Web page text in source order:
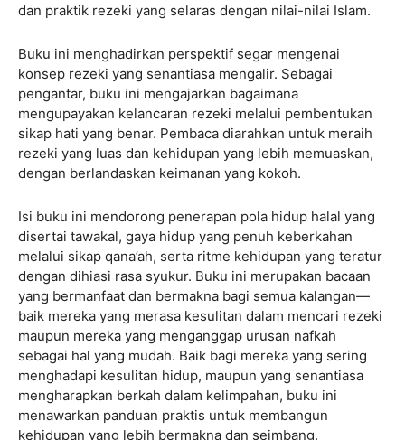
dan praktik rezeki yang selaras dengan nilai-nilai Islam.
Buku ini menghadirkan perspektif segar mengenai
konsep rezeki yang senantiasa mengalir. Sebagai
pengantar, buku ini mengajarkan bagaimana
mengupayakan kelancaran rezeki melalui pembentukan
sikap hati yang benar. Pembaca diarahkan untuk meraih
rezeki yang luas dan kehidupan yang lebih memuaskan,
dengan berlandaskan keimanan yang kokoh.
Isi buku ini mendorong penerapan pola hidup halal yang
disertai tawakal, gaya hidup yang penuh keberkahan
melalui sikap qana’ah, serta ritme kehidupan yang teratur
dengan dihiasi rasa syukur. Buku ini merupakan bacaan
yang bermanfaat dan bermakna bagi semua kalangan—
baik mereka yang merasa kesulitan dalam mencari rezeki
maupun mereka yang menganggap urusan nafkah
sebagai hal yang mudah. Baik bagi mereka yang sering
menghadapi kesulitan hidup, maupun yang senantiasa
mengharapkan berkah dalam kelimpahan, buku ini
menawarkan panduan praktis untuk membangun
kehidupan yang lebih bermakna dan seimbang.